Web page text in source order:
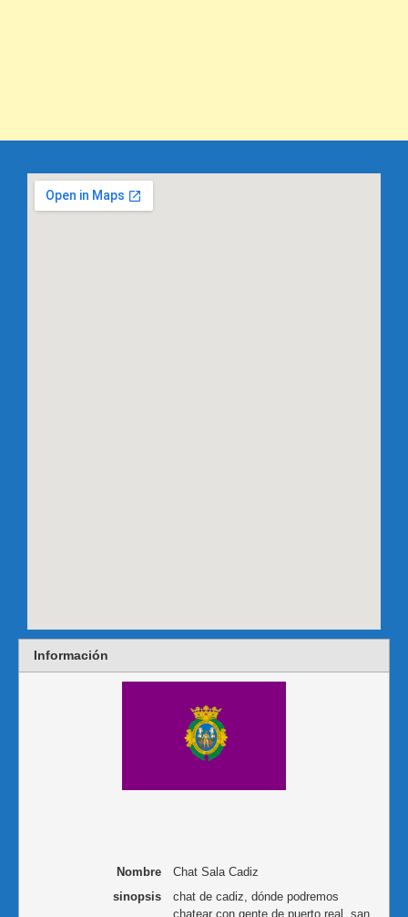
Información
Nombre
Chat Sala Cadiz
sinopsis
chat de cadiz, dónde podremos
chatear con gente de puerto real, san